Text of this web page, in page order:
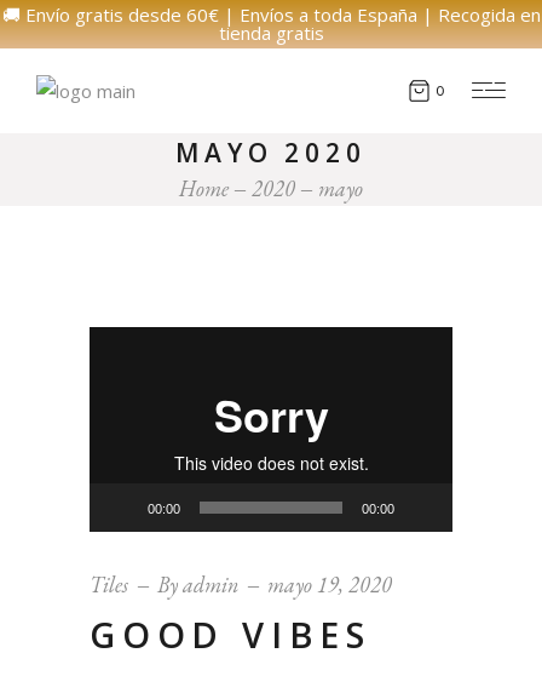
🚚 Envío gratis desde 60€ | Envíos a toda España | Recogida en
tienda gratis
0
MAYO 2020
Home 2020 mayo
00:00 00:00
Tiles Byadmin mayo 19, 2020
GOOD VIBES